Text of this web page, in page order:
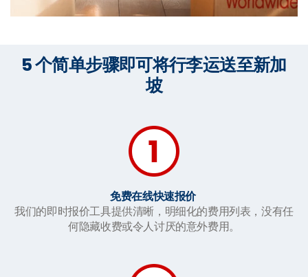
5 个简单步骤即可将行李运送至新加
坡
免费在线快速报价
我们的即时报价工具提供清晰，明细化的费用列表，没有任
何隐藏收费或令人讨厌的意外费用。